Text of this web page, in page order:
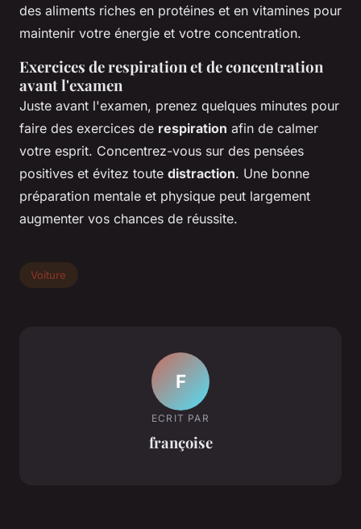
des aliments riches en protéines et en vitamines pour
maintenir votre énergie et votre concentration.
Exercices de respiration et de concentration
avant l'examen
Juste avant l'examen, prenez quelques minutes pour
faire des exercices de respiration afin de calmer
votre esprit. Concentrez-vous sur des pensées
positives et évitez toute distraction. Une bonne
préparation mentale et physique peut largement
augmenter vos chances de réussite.
Voiture
F
ECRIT PAR
françoise